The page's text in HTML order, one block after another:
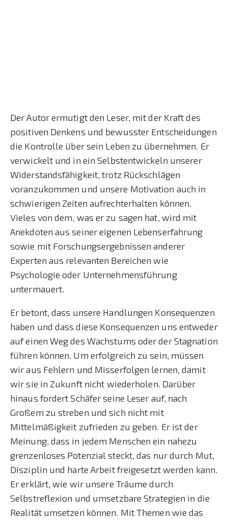
Der Autor ermutigt den Leser, mit der Kraft des
positiven Denkens und bewusster Entscheidungen
die Kontrolle über sein Leben zu übernehmen. Er
verwickelt und in ein Selbstentwickeln unserer
Widerstandsfähigkeit, trotz Rückschlägen
voranzukommen und unsere Motivation auch in
schwierigen Zeiten aufrechterhalten können.
Vieles von dem, was er zu sagen hat, wird mit
Anekdoten aus seiner eigenen Lebenserfahrung
sowie mit Forschungsergebnissen anderer
Experten aus relevanten Bereichen wie
Psychologie oder Unternehmensführung
untermauert.
Er betont, dass unsere Handlungen Konsequenzen
haben und dass diese Konsequenzen uns entweder
auf einen Weg des Wachstums oder der Stagnation
führen können. Um erfolgreich zu sein, müssen
wir aus Fehlern und Misserfolgen lernen, damit
wir sie in Zukunft nicht wiederholen. Darüber
hinaus fordert Schäfer seine Leser auf, nach
Großem zu streben und sich nicht mit
Mittelmäßigkeit zufrieden zu geben. Er ist der
Meinung, dass in jedem Menschen ein nahezu
grenzenloses Potenzial steckt, das nur durch Mut,
Disziplin und harte Arbeit freigesetzt werden kann.
Er erklärt, wie wir unsere Träume durch
Selbstreflexion und umsetzbare Strategien in die
Realität umsetzen können. Mit Themen wie das